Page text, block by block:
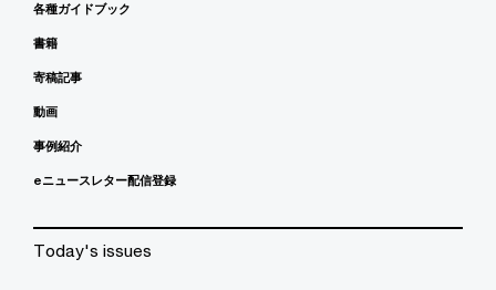
各種ガイドブック
書籍
寄稿記事
動画
事例紹介
eニュースレター配信登録
Today's issues